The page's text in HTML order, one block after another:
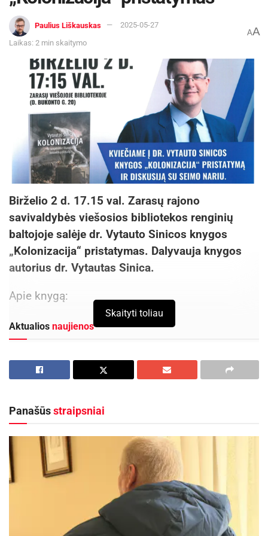
Paulius Liškauskas
2025-05-27
Laikas: 2 min skaitymo
AA
Birželio 2 d. 17.15 val. Zarasų rajono
savivaldybės viešosios bibliotekos renginių
baltojoje salėje dr. Vytauto Sinicos knygos
„Kolonizacija“ pristatymas. Dalyvauja knygos
autorius dr. Vytautas Sinica.
Apie knygą:
Aktualios naujienos
Puipa ir kino režisierė Janina Lapinskaitė dar šią
vasarą svečiuosis Zarasuose
Savaitgalį geriausi Lietuvos slalomo meistrai
Lietuva išgyvena lemtingų pokyčių procesą, kurio
dažnai dar nejaučiame, o dar dažniau nedrįstame
įvardinti. Jau keletą metų į Lietuvą vyksta masinė
imigracija, daugiausiai iš rusakalbių posovietinų
Skaityti toliau
Panašūsstraipsniai